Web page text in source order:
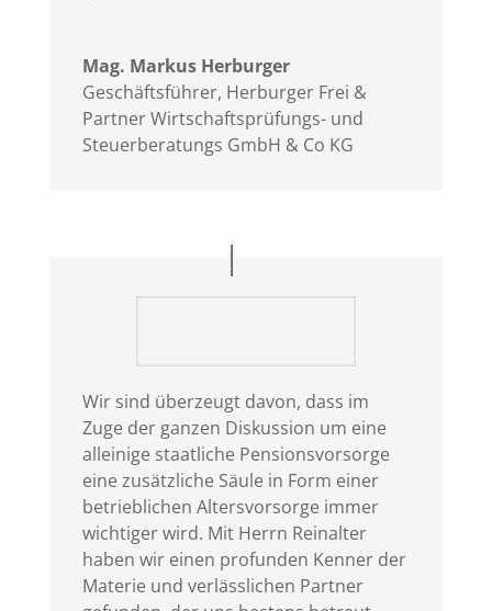
Mag. Markus Herburger
Geschäftsführer, Herburger Frei &
Partner Wirtschaftsprüfungs- und
Steuerberatungs GmbH & Co KG
Wir sind überzeugt davon, dass im
Zuge der ganzen Diskussion um eine
alleinige staatliche Pensionsvorsorge
eine zusätzliche Säule in Form einer
betrieblichen Altersvorsorge immer
wichtiger wird. Mit Herrn Reinalter
haben wir einen profunden Kenner der
Materie und verlässlichen Partner